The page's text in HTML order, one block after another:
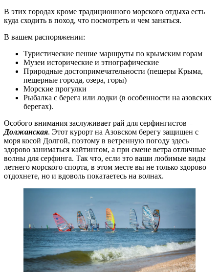
В этих городах кроме традиционного морского отдыха есть
куда сходить в поход, что посмотреть и чем заняться.
В вашем распоряжении:
Туристические пешие маршруты по крымским горам
Музеи исторические и этнографические
Природные достопримечательности (пещеры Крыма,
пещерные города, озера, горы)
Морские прогулки
Рыбалка с берега или лодки (в особенности на азовских
берегах).
Особого внимания заслуживает рай для серфингистов –
Должанская. Этот курорт на Азовском берегу защищен с
моря косой Долгой, поэтому в ветренную погоду здесь
здорово заниматься кайтингом, а при смене ветра отличные
волны для серфинга. Так что, если это ваши любимые виды
летнего морского спорта, в этом месте вы не только здорово
отдохнете, но и вдоволь покатаетесь на волнах.